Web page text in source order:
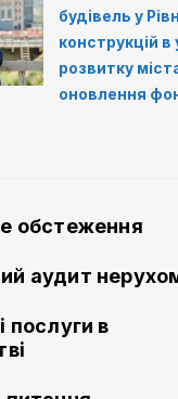
будівель у
конструкцій в
розвитку
оновлення
обстеження
аудит
послуги в